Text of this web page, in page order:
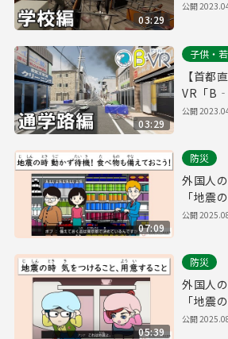
03:29
学校編～
公開
03:29
子供・
【首都
VR「
通学路
公開
07:09
防災
外国人
「地
食べ物
公開
05:39
防災
外国人
「地震
と、用
公開